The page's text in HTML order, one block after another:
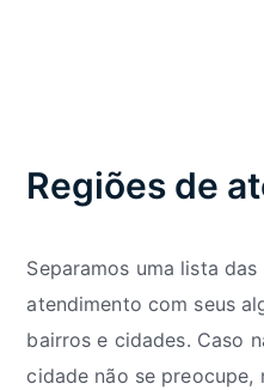
Regiões de
Separamos uma lista
atendimento com seus
bairros e cidades. Caso
cidade não se preocupe,